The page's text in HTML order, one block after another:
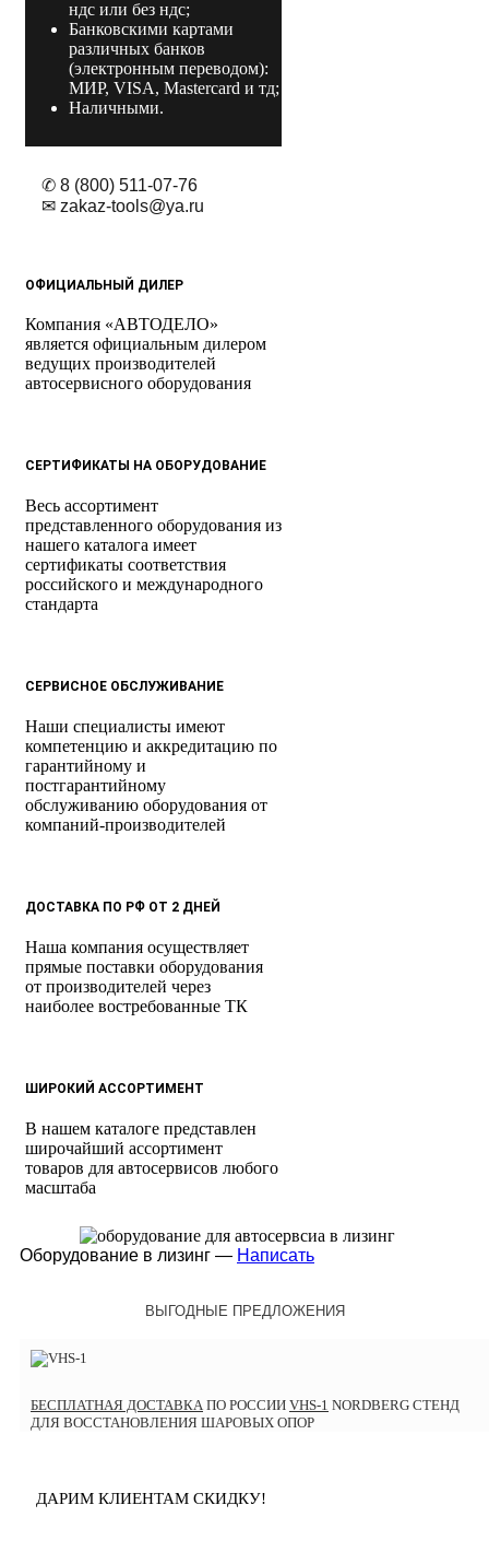
ндс или без ндс;
Банковскими картами
различных банков
(электронным переводом):
МИР, VISA, Mastercard и тд;
Наличными.
✆ 8 (800) 511-07-76
✉ zakaz-tools@ya.ru
ОФИЦИАЛЬНЫЙ ДИЛЕР
Компания «АВТОДЕЛО»
является официальным дилером
ведущих производителей
автосервисного оборудования
СЕРТИФИКАТЫ НА ОБОРУДОВАНИЕ
Весь ассортимент
представленного оборудования из
нашего каталога имеет
сертификаты соответствия
российского и международного
стандарта
СЕРВИСНОЕ ОБСЛУЖИВАНИЕ
Наши специалисты имеют
компетенцию и аккредитацию по
гарантийному и
постгарантийному
обслуживанию оборудования от
компаний-производителей
ДОСТАВКА ПО РФ ОТ 2 ДНЕЙ
Наша компания осуществляет
прямые поставки оборудования
от производителей через
наиболее востребованные ТК
ШИРОКИЙ АССОРТИМЕНТ
В нашем каталоге представлен
широчайший ассортимент
товаров для автосервисов любого
масштаба
Оборудование в лизинг — Написать
ВЫГОДНЫЕ ПРЕДЛОЖЕНИЯ
БЕСПЛАТНАЯ ДОСТАВКА ПО РОССИИ VHS-1 NORDBERG СТЕНД
ДЛЯ ВОССТАНОВЛЕНИЯ ШАРОВЫХ ОПОР
ДАРИМ КЛИЕНТАМ СКИДКУ!